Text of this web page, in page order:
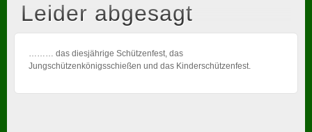
Leider abgesagt
……… das diesjährige Schützenfest, das
Jungschützenkönigsschießen und das Kinderschützenfest.